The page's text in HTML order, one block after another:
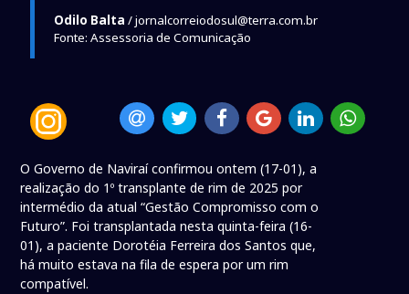
Odilo Balta / jornalcorreiodosul@terra.com.br
Fonte: Assessoria de Comunicação
O Governo de Naviraí confirmou ontem (17-01), a
realização do 1º transplante de rim de 2025 por
intermédio da atual “Gestão Compromisso com o
Futuro”. Foi transplantada nesta quinta-feira (16-
01), a paciente Dorotéia Ferreira dos Santos que,
há muito estava na fila de espera por um rim
compatível.